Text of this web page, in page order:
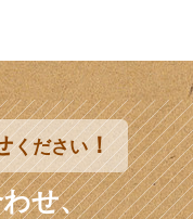
ください！
せ、